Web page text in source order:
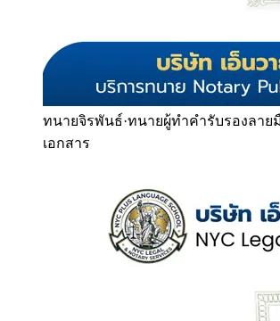
ทนายจิรพันธ์·ทนายผู้ทำคำรับรองลาย
เอกสาร